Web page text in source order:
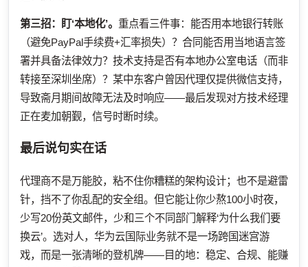
第三招：盯‘本地化’。 重点看三件事：能否用本地银行转账
（避免PayPal手续费+汇率损失）？合同能否用当地语言签
署并具备法律效力？技术支持是否有本地办公室电话（而非
转接至深圳坐席）？某中东客户曾因代理仅提供微信支持，
导致斋月期间故障无法及时响应——最后发现对方技术经理
正在麦加朝觐，信号时断时续。
最后说句实在话
代理商不是万能胶，粘不住你糟糕的架构设计；也不是避雷
针，挡不了你乱配的安全组。但它能让你少熬100小时夜，
少写20份英文邮件，少和三个不同部门解释‘为什么我们要
换云’。选对人，华为云国际业务就不是一场跨国迷宫游
戏，而是一张清晰的登机牌——目的地：稳定、合规、能赚